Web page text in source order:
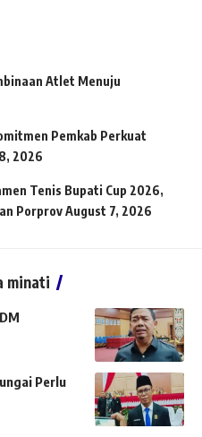
Atlet Menuju
Pemkab Perkuat
2026
Tenis Bupati Cup 2026,
PorprovAugust 7, 2026
minati
Perlu